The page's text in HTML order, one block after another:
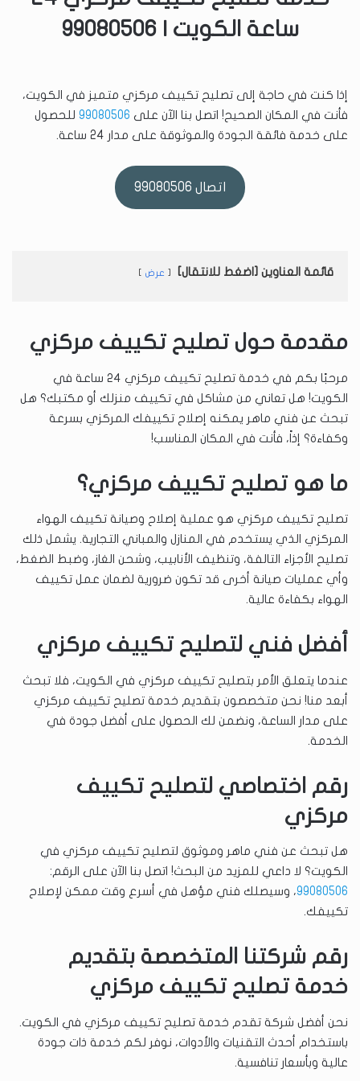
ساعة الكويت | 99080506
إذا كنت في حاجة إلى تصليح تكييف مركزي متميز في الكويت،
فأنت في المكان الصحيح! اتصل بنا الآن على 99080506 للحصول
على خدمة فائقة الجودة والموثوقة على مدار 24 ساعة.
اتصال 99080506
قائمة العناوين [اضغط للانتقال] عرض
مقدمة حول تصليح تكييف مركزي
مرحبًا بكم في خدمة تصليح تكييف مركزي ٢٤ ساعة في
الكويت! هل تعاني من مشاكل في تكييف منزلك أو مكتبك؟ هل
تبحث عن فني ماهر يمكنه إصلاح تكييفك المركزي بسرعة
وكفاءة؟ إذاً، فأنت في المكان المناسب!
ما هو تصليح تكييف مركزي؟
تصليح تكييف مركزي هو عملية إصلاح وصيانة تكييف الهواء
المركزي الذي يستخدم في المنازل والمباني التجارية. يشمل ذلك
تصليح الأجزاء التالفة، وتنظيف الأنابيب، وشحن الغاز، وضبط الضغط،
وأي عمليات صيانة أخرى قد تكون ضرورية لضمان عمل تكييف
الهواء بكفاءة عالية.
أفضل فني لتصليح تكييف مركزي
عندما يتعلق الأمر بتصليح تكييف مركزي في الكويت، فلا تبحث
أبعد منا! نحن متخصصون بتقديم خدمة تصليح تكييف مركزي
على مدار الساعة، ونضمن لك الحصول على أفضل جودة في
الخدمة.
رقم اختصاصي لتصليح تكييف
مركزي
هل تبحث عن فني ماهر وموثوق لتصليح تكييف مركزي في
الكويت؟ لا داعي للمزيد من البحث! اتصل بنا الآن على الرقم:
99080506، وسيصلك فني مؤهل في أسرع وقت ممكن لإصلاح
تكييفك.
رقم شركتنا المتخصصة بتقديم
خدمة تصليح تكييف مركزي
نحن أفضل شركة تقدم خدمة تصليح تكييف مركزي في الكويت.
باستخدام أحدث التقنيات والأدوات، نوفر لكم خدمة ذات جودة
عالية وبأسعار تنافسية.